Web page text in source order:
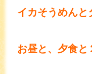
イカそうめんと
お昼と、夕食と